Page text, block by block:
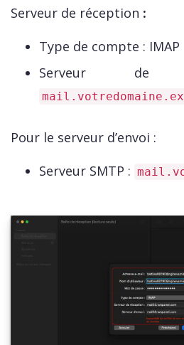
Serveur de réception :
Type de compte : IMAP
Serveur de
Pour le serveur d’envoi :
Serveur SMTP :